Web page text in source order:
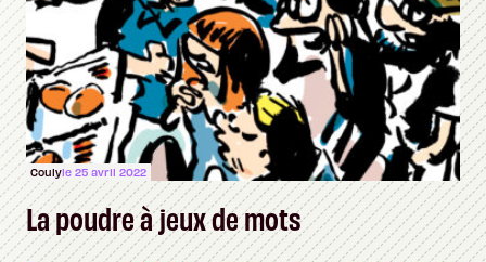
Coulyle 25 avril 2022
La poudre à jeux de mots